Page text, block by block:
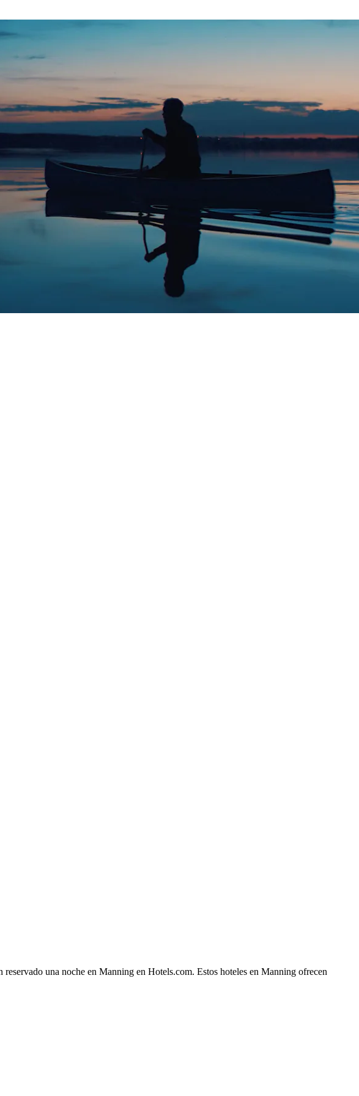
una noche en Manning en Hotels.com. Estos hoteles en Manning ofrecen